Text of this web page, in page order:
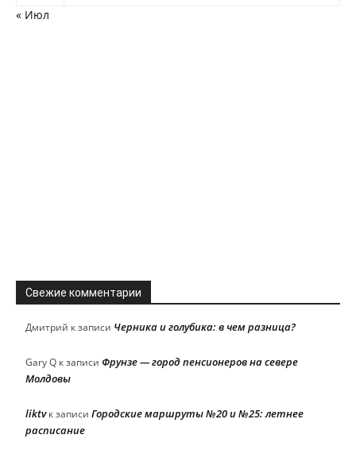
« Июл
Свежие комментарии
Дмитрий к записи Черника и голубика: в чем разница?
Gary Q к записи Фрунзе — город пенсионеров на севере
Молдовы
liktvк записи Городские маршруты №20 и №25: летнее
расписание